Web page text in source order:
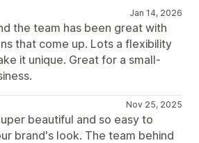
Jan 14, 2026
the team has been great with
that come up. Lots a flexibility
it unique. Great for a small-
Nov 25, 2025
beautiful and so easy to
brand's look. The team behind